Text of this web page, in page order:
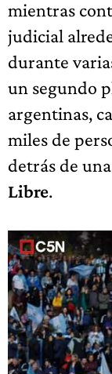
mientras
judicial
durante
un segundo
argentinas,
miles de
detrás de
Libre.